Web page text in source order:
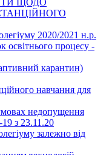
ЩОДО
2020/2021 н.р.
освітнього процесу -
карантин)
навчання для
недопущення
з 23.11.20
залежно від